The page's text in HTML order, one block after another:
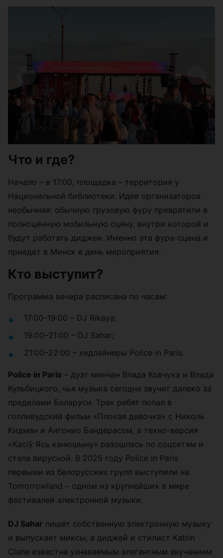
Что и где?
Начало – в 17:00, площадка – территория у
Национальной библиотеки. Идея организаторов
необычная: обычную грузовую фуру превратили в
полноценную мобильную сцену, внутри которой и
будут работать диджеи. Именно эта фура-сцена и
приедет в Минск в день мероприятия.
Кто выступит?
Программа вечера расписана по часам:
17:00–19:00 – DJ Rikaya;
19:00–21:00 – DJ Sahar;
21:00–22:00 – хедлайнеры Police in Paris.
Police in Paris – дуэт минчан Влада Ковчука и Влада
Кульбицкого, чья музыка сегодня звучит далеко за
пределами Беларуси. Трек ребят попал в
голливудский фильм «Плохая девочка» с Николь
Кидман и Антонио Бандерасом, а техно-версия
«Касіў Ясь канюшыну» разошлась по соцсетям и
стала вирусной. В 2025 году Police in Paris
первыми из белорусских групп выступили на
Tomorrowland – одном из крупнейших в мире
фестивалей электронной музыки.
DJ Sahar пишет собственную электронную музыку
и выпускает миксы, а диджей и стилист Katrin
Clane известна узнаваемым элегантным звучанием